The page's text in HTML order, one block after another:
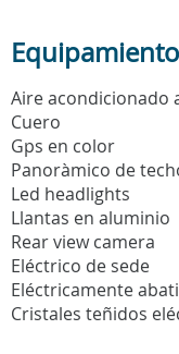
Aire acondicionado
Cuero
Gps en color
Panoràmico de
Led headlights
Llantas en aluminio
Rear view camera
Eléctrico de sede
Eléctricamente
Cristales teñidos